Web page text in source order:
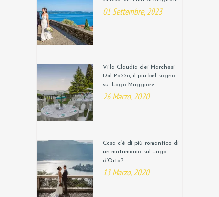
01 Settembre, 2023
Villa Claudia dei Marchesi
Dal Pozzo, il più bel sogno
sul Lago Maggiore
26 Marzo, 2020
Cosa c’è di più romantico di
un matrimonio sul Lago
d’Orta?
13 Marzo, 2020